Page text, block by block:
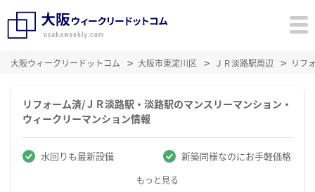
大阪ウィークリードットコム 大阪市東淀川区 ＪＲ淡路駅周辺 リフ
リフォーム済/ＪＲ淡路駅・淡路駅のマンスリーマンション・
ウィークリーマンション情報
水回りも最新設備 新築同様なのにお手軽価格
もっと見る